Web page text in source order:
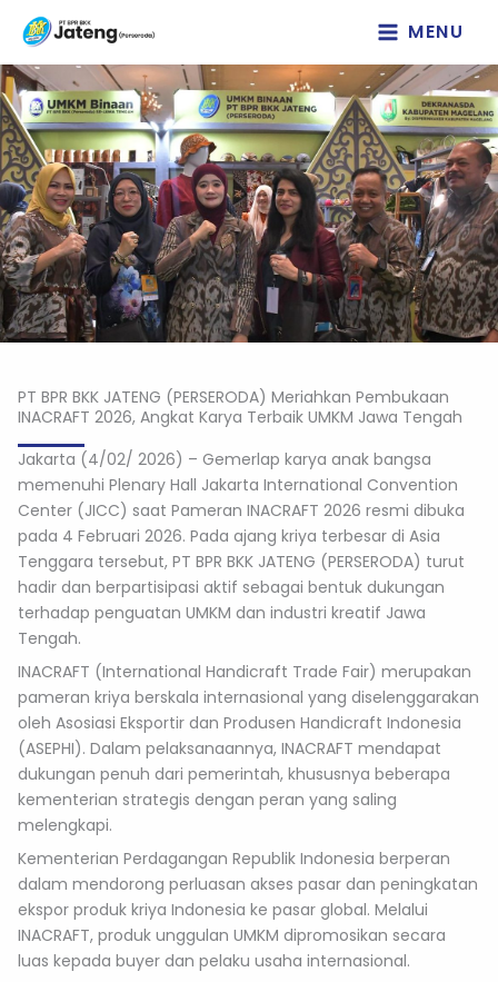
Lewati
konten
MENU
PT BPR BKK JATENG (PERSERODA) Meriahkan Pembukaan
INACRAFT 2026, Angkat Karya Terbaik UMKM Jawa Tengah
Jakarta (4/02/ 2026) – Gemerlap karya anak bangsa
memenuhi Plenary Hall Jakarta International Convention
Center (JICC) saat Pameran INACRAFT 2026 resmi dibuka
pada 4 Februari 2026. Pada ajang kriya terbesar di Asia
Tenggara tersebut, PT BPR BKK JATENG (PERSERODA) turut
hadir dan berpartisipasi aktif sebagai bentuk dukungan
terhadap penguatan UMKM dan industri kreatif Jawa
Tengah.
INACRAFT (International Handicraft Trade Fair) merupakan
pameran kriya berskala internasional yang diselenggarakan
oleh Asosiasi Eksportir dan Produsen Handicraft Indonesia
(ASEPHI). Dalam pelaksanaannya, INACRAFT mendapat
dukungan penuh dari pemerintah, khususnya beberapa
kementerian strategis dengan peran yang saling
melengkapi.
Kementerian Perdagangan Republik Indonesia berperan
dalam mendorong perluasan akses pasar dan peningkatan
ekspor produk kriya Indonesia ke pasar global. Melalui
INACRAFT, produk unggulan UMKM dipromosikan secara
luas kepada buyer dan pelaku usaha internasional.